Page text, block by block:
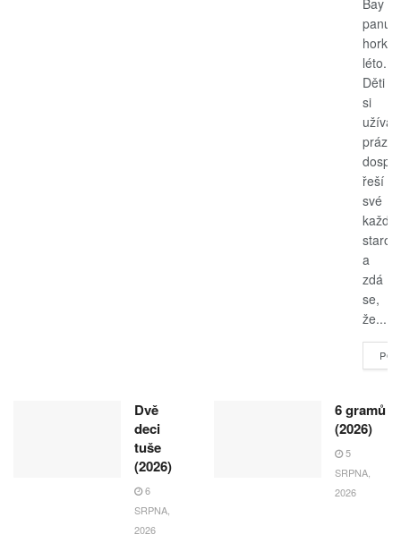
Bay
panuje
horké
léto.
Děti
si
užívají
řeší
své
a
zdá
se,
že...
Dvě
deci
tuše
(2026)
6
SRPNA,
2026
6 gramů
(2026)
5
SRPNA,
2026